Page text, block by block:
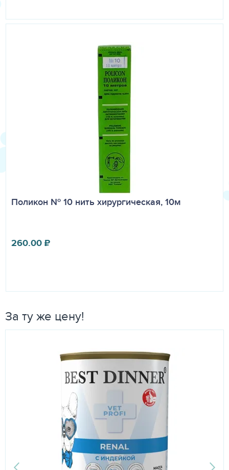
Поликон № 10 нить хирургическая, 10м
260.00₽
За ту же цену!